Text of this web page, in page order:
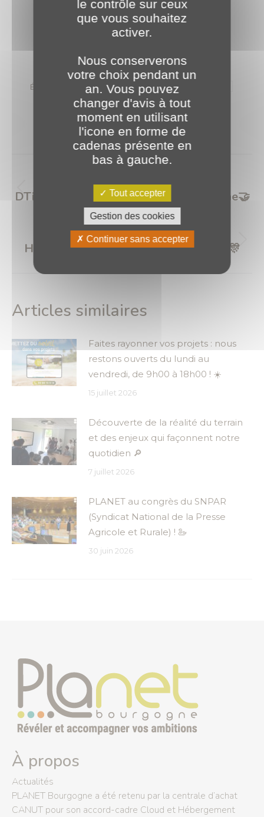
Revenir aux actualités
Catégories :2026 ,Évènements 17 février 2026
Étiquettes : Collège Dijon Collège Le Parc
Forum 2026 Forum des métiers Forum des métiers 2026
PLANET Bourgogne PLANETB
Navigation
Article
précédent
:
DTiX Datacenters x PLANET Bourgogne🤝
SUIVANT
Article
:
Happy 3K PLANET Bourgogne ! 🥳 🎉🎊
Articles similaires
Faites rayonner vos projets : nous
restons ouverts du lundi au
vendredi, de 9h00 à 18h00 ! ☀️
15 juillet 2026
Découverte de la réalité du terrain
et des enjeux qui façonnent notre
quotidien 🔎
7 juillet 2026
PLANET au congrès du SNPAR
(Syndicat National de la Presse
Agricole et Rurale) ! 🦢
30 juin 2026
À propos
Actualités
PLANET Bourgogne a été retenu par la centrale d’achat
CANUT pour son accord-cadre Cloud et Hébergement
le contrôle sur ceux
que vous souhaitez
activer.
Nous conserverons
votre choix pendant un
an. Vous pouvez
changer d'avis à tout
moment en utilisant
l'icone en forme de
cadenas présente en
bas à gauche.
Tout accepter
Gestion des cookies
Continuer sans accepter